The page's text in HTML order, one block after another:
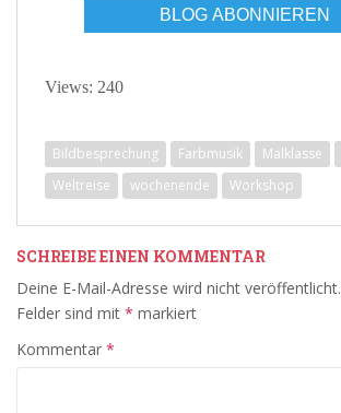
Views: 240
Bildbesprechung Farbmusik Malklasse
Weltreise
wochenende Workshop
SCHREIBE EINEN KOMMENTAR
Deine E-Mail-Adresse wird nicht veröffentlicht.
Felder sind mit * markiert
Kommentar *